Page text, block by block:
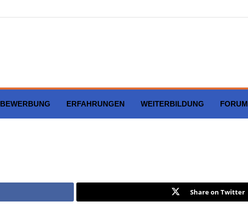
BEWERBUNG ERFAHRUNGEN WEITERBILDUNG FORUM
Share on Twitter